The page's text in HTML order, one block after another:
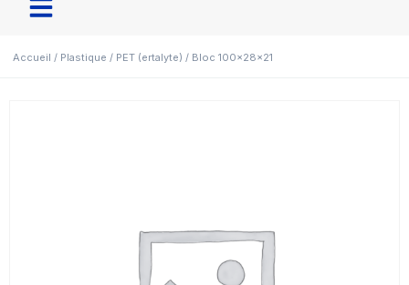
Accueil / Plastique / PET (ertalyte) / Bloc 100x28x21